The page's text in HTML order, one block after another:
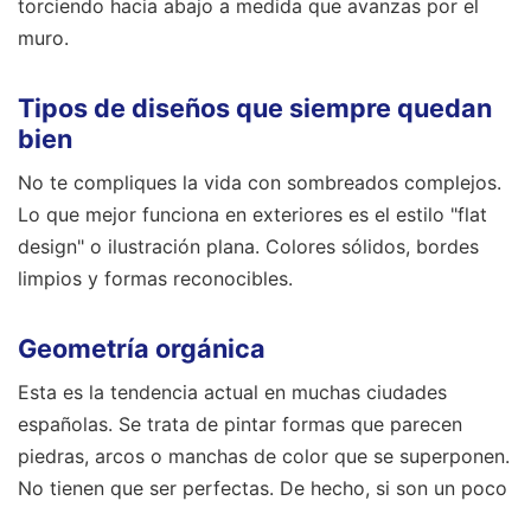
torciendo hacia abajo a medida que avanzas por el
muro.
Tipos de diseños que siempre quedan
bien
No te compliques la vida con sombreados complejos.
Lo que mejor funciona en exteriores es el estilo "flat
design" o ilustración plana. Colores sólidos, bordes
limpios y formas reconocibles.
Geometría orgánica
Esta es la tendencia actual en muchas ciudades
españolas. Se trata de pintar formas que parecen
piedras, arcos o manchas de color que se superponen.
No tienen que ser perfectas. De hecho, si son un poco